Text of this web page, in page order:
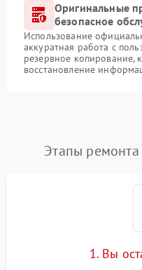
Оригинальные
безопасное
Использование
аккуратная работа с
резервное копирование,
восстановление
Этапы ремонта
1. Вы